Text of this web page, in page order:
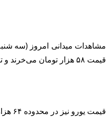
قیمت ۵۸ هزار تومان می‌خرند و تا ۵۸ هزار و ۸۰۰ هزار تومان هم می‌فروشند.
قیمت یورو نیز در محدوده ۶۴ هزار تومان قرار داد و دلالان بازار، این ارز را ۶۴ هزار تومان می‌خرند و ۶۴ هزار و ۵۰۰ تومان می‌فروشند.